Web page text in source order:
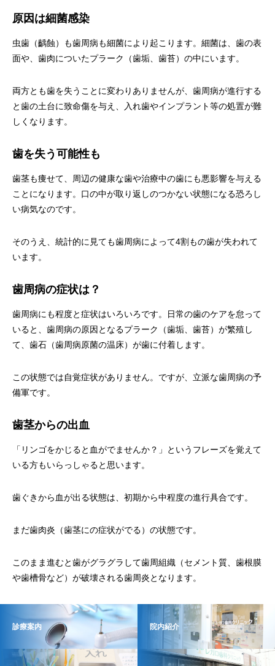
原因は細菌感染
虫歯（齲蝕）も歯周病も細菌により起こります。細菌は、歯の表
面や、歯肉についたプラーク（歯垢、歯苔）の中にいます。
両方とも歯を失うことに変わりありませんが、歯周病が進行する
と歯の土台に致命傷を与え、入れ歯やインプラント等の処置が難
しくなります。
歯を失う可能性も
歯茎も痩せて、周辺の健康な歯や治療中の歯にも悪影響を与える
ことになります。口の中が取り返しのつかない状態になる恐ろし
い病気なのです。
そのうえ、統計的に見ても歯周病によって4割もの歯が失われて
います。
歯周病の症状は？
歯周病にも程度と症状はいろいろです。日常の歯のケアを怠って
いると、歯周病の原因となるプラーク（歯垢、歯苔）が繁殖し
て、歯石（歯周病原菌の温床）が歯に付着します。
この状態では自覚症状がありません。ですが、立派な歯周病の予
備軍です。
歯茎からの出血
「リンゴをかじると血がでませんか？」というフレーズを覚えて
いる方もいらっしゃると思います。
歯ぐきから血が出る状態は、初期から中程度の進行具合です。
まだ歯肉炎（歯茎にの症状がでる）の状態です。
このまま進むと歯がグラグラして歯周組織（セメント質、歯根膜
や歯槽骨など）が破壊される歯周炎となります。
診療案内 院内紹介